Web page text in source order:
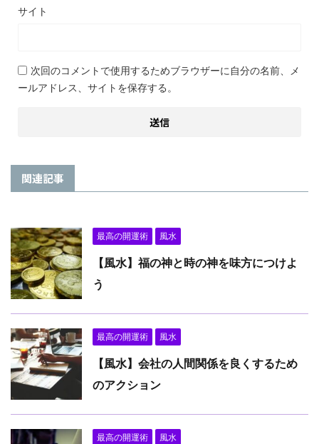
サイト
次回のコメントで使用するためブラウザーに自分の名前、メ
ールアドレス、サイトを保存する。
関連記事
最高の開運術 風水
【風水】福の神と時の神を味方につけよ
う
最高の開運術 風水
【風水】会社の人間関係を良くするため
のアクション
最高の開運術 風水